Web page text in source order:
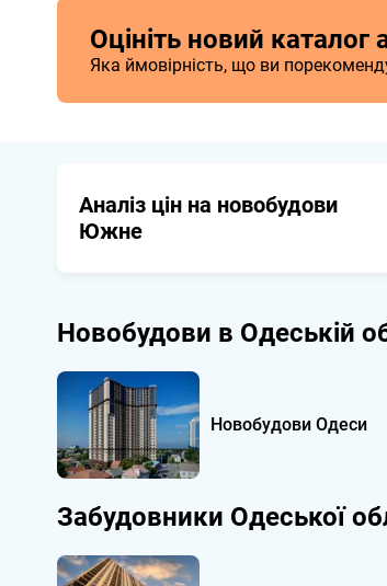
Оцініть новий каталог
Яка ймовірність, що ви
Аналіз цін на новобудови
Южне
Новобудови в Одеській
Новобудови Одеси
Забудовники Одеської